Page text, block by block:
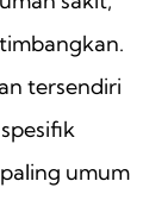
tersendiri
umum